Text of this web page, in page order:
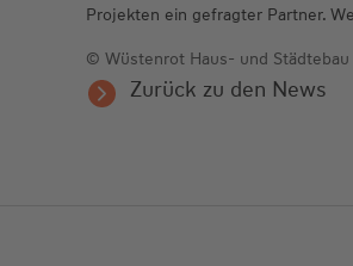
Projekten ein gefragter Partner.
© Wüstenrot Haus- und Städtebau
Zurück zu den News